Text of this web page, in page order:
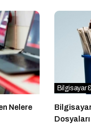
Nelere
Bilgisayar